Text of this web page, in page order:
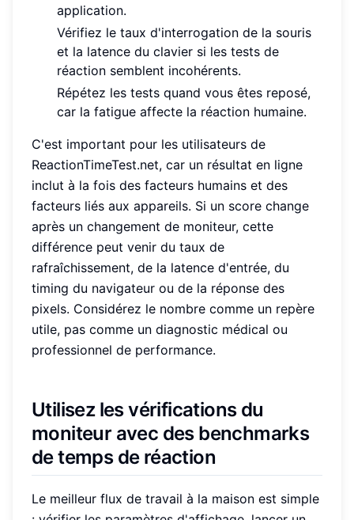
application.
Vérifiez le taux d'interrogation de la souris
et la latence du clavier si les tests de
réaction semblent incohérents.
Répétez les tests quand vous êtes reposé,
car la fatigue affecte la réaction humaine.
C'est important pour les utilisateurs de
ReactionTimeTest.net, car un résultat en ligne
inclut à la fois des facteurs humains et des
facteurs liés aux appareils. Si un score change
après un changement de moniteur, cette
différence peut venir du taux de
rafraîchissement, de la latence d'entrée, du
timing du navigateur ou de la réponse des
pixels. Considérez le nombre comme un repère
utile, pas comme un diagnostic médical ou
professionnel de performance.
Utilisez les vérifications du
moniteur avec des benchmarks
de temps de réaction
Le meilleur flux de travail à la maison est simple